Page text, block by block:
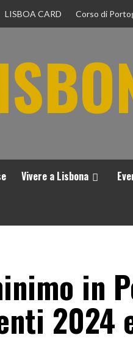
LISBOA CARD Corso di
Vivere a Lisbona
in
2024